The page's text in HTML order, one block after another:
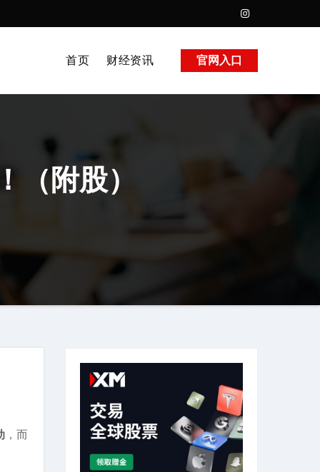
首页 财经资讯 官网入口
附股）
，而